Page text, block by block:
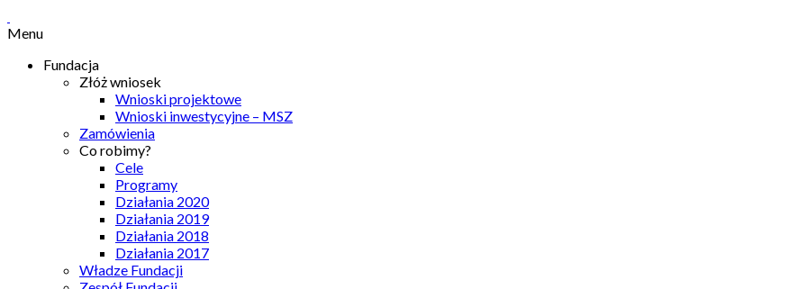
Menu
Fundacja
Złóż wniosek
Wnioski projektowe
Wnioski inwestycyjne – MSZ
Zamówienia
Co robimy?
Cele
Programy
Działania 2020
Działania 2019
Działania 2018
Działania 2017
Władze Fundacji